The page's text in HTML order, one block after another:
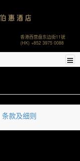
香港西营盘东边街11號
(HK) +852 3975 0088
条款及细则